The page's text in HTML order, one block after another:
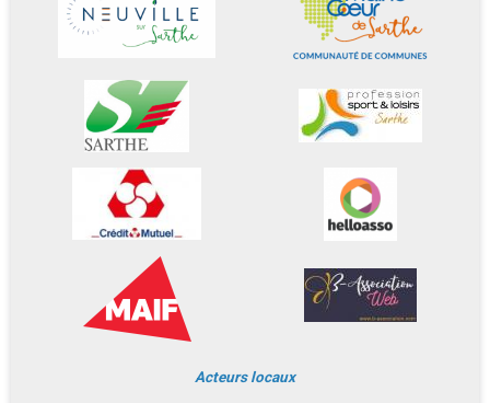
Acteurs locaux